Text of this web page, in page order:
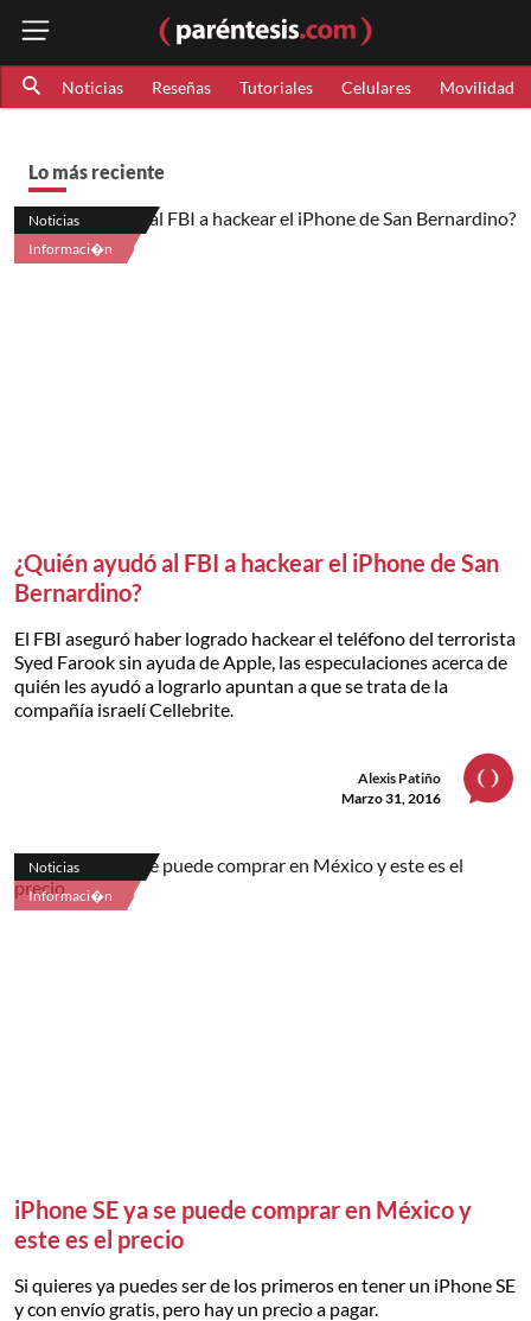
Noticias Reseñas Tutoriales Celulares Movilidad
Lo más reciente
Noticias
Informaci�n
¿Quién ayudó al FBI a hackear el iPhone de San
Bernardino?
El FBI aseguró haber logrado hackear el teléfono del terrorista
Syed Farook sin ayuda de Apple, las especulaciones acerca de
quién les ayudó a lograrlo apuntan a que se trata de la
compañía israelí Cellebrite.
Alexis Patiño
Marzo 31, 2016
Noticias
Informaci�n
iPhone SE ya se puede comprar en México y
este es el precio
Si quieres ya puedes ser de los primeros en tener un iPhone SE
y con envío gratis, pero hay un precio a pagar.